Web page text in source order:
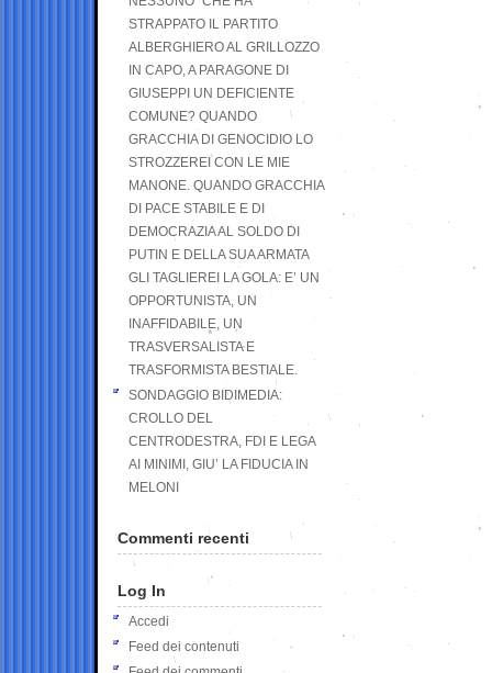
STRAPPATO IL PARTITO
ALBERGHIERO AL GRILLOZZO
IN CAPO, A PARAGONE DI
GIUSEPPI UN DEFICIENTE
COMUNE? QUANDO
GRACCHIA DI GENOCIDIO LO
STROZZEREI CON LE MIE
MANONE. QUANDO GRACCHIA
DI PACE STABILE E DI
DEMOCRAZIA AL SOLDO DI
PUTIN E DELLA SUA ARMATA
GLI TAGLIEREI LA GOLA: E’ UN
OPPORTUNISTA, UN
INAFFIDABILE, UN
TRASVERSALISTA E
TRASFORMISTA BESTIALE.
SONDAGGIO BIDIMEDIA:
CROLLO DEL
CENTRODESTRA, FDI E LEGA
AI MINIMI, GIU’ LA FIDUCIA IN
MELONI
Commenti recenti
Log In
Accedi
Feed dei contenuti